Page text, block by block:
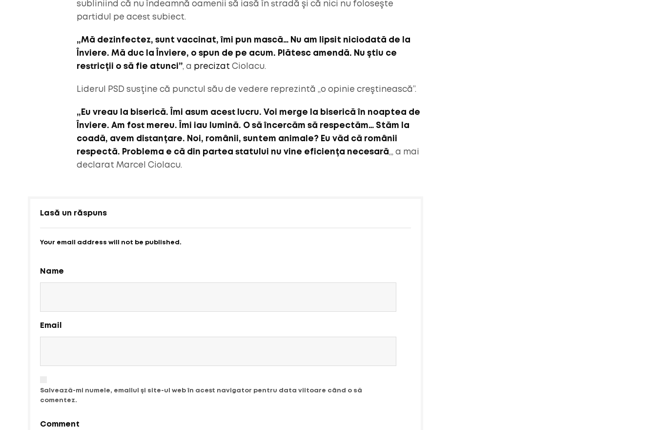
subliniind că nu îndeamnă oamenii să iasă în stradă şi că nici nu foloseşte
partidul pe acest subiect.
„Mă dezinfectez, sunt vaccinat, îmi pun mască… Nu am lipsit niciodată de la
Înviere. Mă duc la Înviere, o spun de pe acum. Plătesc amendă. Nu ştiu ce
restricţii o să fie atunci”, a precizat Ciolacu.
Liderul PSD susţine că punctul său de vedere reprezintă „o opinie creştinească”.
„Eu vreau la biserică. Îmi asum acest lucru. Voi merge la biserică în noaptea de
Înviere. Am fost mereu. Îmi iau lumină. O să încercăm să respectăm… Stăm la
coadă, avem distanţare. Noi, românii, suntem animale? Eu văd că românii
respectă. Problema e că din partea statului nu vine eficienţa necesară „, a mai
declarat Marcel Ciolacu.
Lasă un răspuns
Your email address will not be published.
Name
Email
Salvează-mi numele, emailul și site-ul web în acest navigator pentru data viitoare când o să
comentez.
Comment